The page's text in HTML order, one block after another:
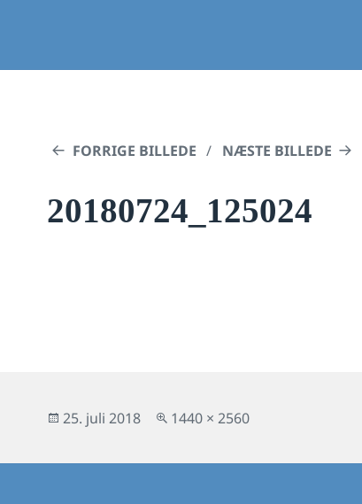
FORRIGE BILLEDE NÆSTE BILLEDE
20180724_125024
Udgivet
25. juli 2018
Fuld
1440 × 2560